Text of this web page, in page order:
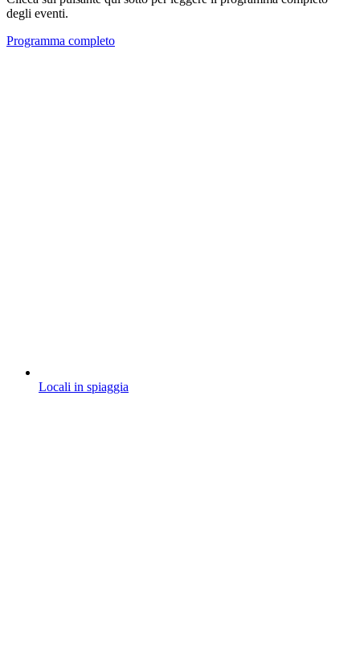
degli eventi.
Programma completo
Locali in spiaggia